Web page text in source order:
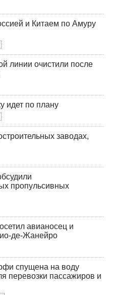
и Китаем по Амуру
линии очистили после
идет по плану
заводах,
пропульсивных
авианосец и
де-Жанейро
спущена на воду
перевозки пассажиров и